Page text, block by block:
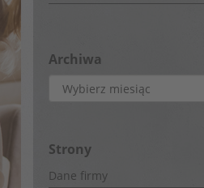
Archiwa
Archiwa
Strony
Dane firmy